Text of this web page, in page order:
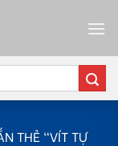
THẺ “VÍT TỰ